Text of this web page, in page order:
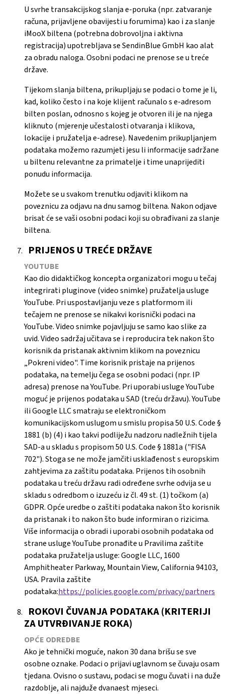
U svrhe transakcijskog slanja e-poruka (npr. zatvaranje
računa, prijavljene obavijesti u forumima) kao i za slanje
iMooX biltena (potrebna dobrovoljna i aktivna
registracija) upotrebljava se SendinBlue GmbH kao alat
za obradu naloga. Osobni podaci ne prenose se u treće
države.
Tijekom slanja biltena, prikupljaju se podaci o tome je li,
kad, koliko često i na koje klijent računalo s e-adresom
bilten poslan, odnosno s kojeg je otvoren ili je na njega
kliknuto (mjerenje učestalosti otvaranja i klikova,
lokacije i pružatelja e-adrese). Navedenim prikupljanjem
podataka možemo razumjeti jesu li informacije sadržane
u biltenu relevantne za primatelje i time unaprijediti
ponudu informacija.
Možete se u svakom trenutku odjaviti klikom na
poveznicu za odjavu na dnu samog biltena. Nakon odjave
brisat će se vaši osobni podaci koji su obrađivani za slanje
biltena.
PRIJENOS U TREĆE DRŽAVE
YOUTUBE
Kao dio didaktičkog koncepta organizatori mogu u tečaj
integrirati pluginove (video snimke) pružatelja usluge
YouTube. Pri uspostavljanju veze s platformom ili
tečajem ne prenose se nikakvi korisnički podaci na
YouTube. Video snimke pojavljuju se samo kao slike za
uvid. Video sadržaj učitava se i reproducira tek nakon što
korisnik da pristanak aktivnim klikom na poveznicu
„Pokreni video". Time korisnik pristaje na prijenos
podataka, na temelju čega se osobni podaci (npr. IP
adresa) prenose na YouTube. Pri uporabi usluge YouTube
moguć je prijenos podataka u SAD (treću državu). YouTube
ili Google LLC smatraju se elektroničkom
komunikacijskom uslugom u smislu propisa 50 U.S. Code §
1881 (b) (4) i kao takvi podliježu nadzoru nadležnih tijela
SAD-a u skladu s propisom 50 U.S. Code § 1881a ("FISA
702"). Stoga se ne može jamčiti usklađenost s europskim
zahtjevima za zaštitu podataka. Prijenos tih osobnih
podataka u treću državu radi određene svrhe odvija se u
skladu s odredbom o izuzeću iz čl. 49 st. (1) točkom (a)
GDPR. Opće uredbe o zaštiti podataka nakon što korisnik
da pristanak i to nakon što bude informiran o rizicima.
Više informacija o obradi i uporabi osobnih podataka od
strane usluge YouTube pronađite u Pravilima zaštite
podataka pružatelja usluge: Google LLC, 1600
Amphitheater Parkway, Mountain View, California 94103,
USA. Pravila zaštite
podataka:https://policies.google.com/privacy/partners
ROKOVI ČUVANJA PODATAKA (KRITERIJI
ZA UTVRĐIVANJE ROKA)
OPĆE ODREDBE
Ako je tehnički moguće, nakon 30 dana brišu se sve
osobne oznake. Podaci o prijavi uglavnom se čuvaju osam
tjedana. Ovisno o sustavu, podaci se mogu čuvati i na duže
razdoblje, ali najduže dvanaest mjeseci.